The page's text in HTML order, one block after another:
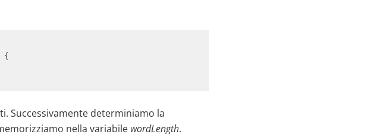
Successivamente determiniamo la
nella variabile wordLength.